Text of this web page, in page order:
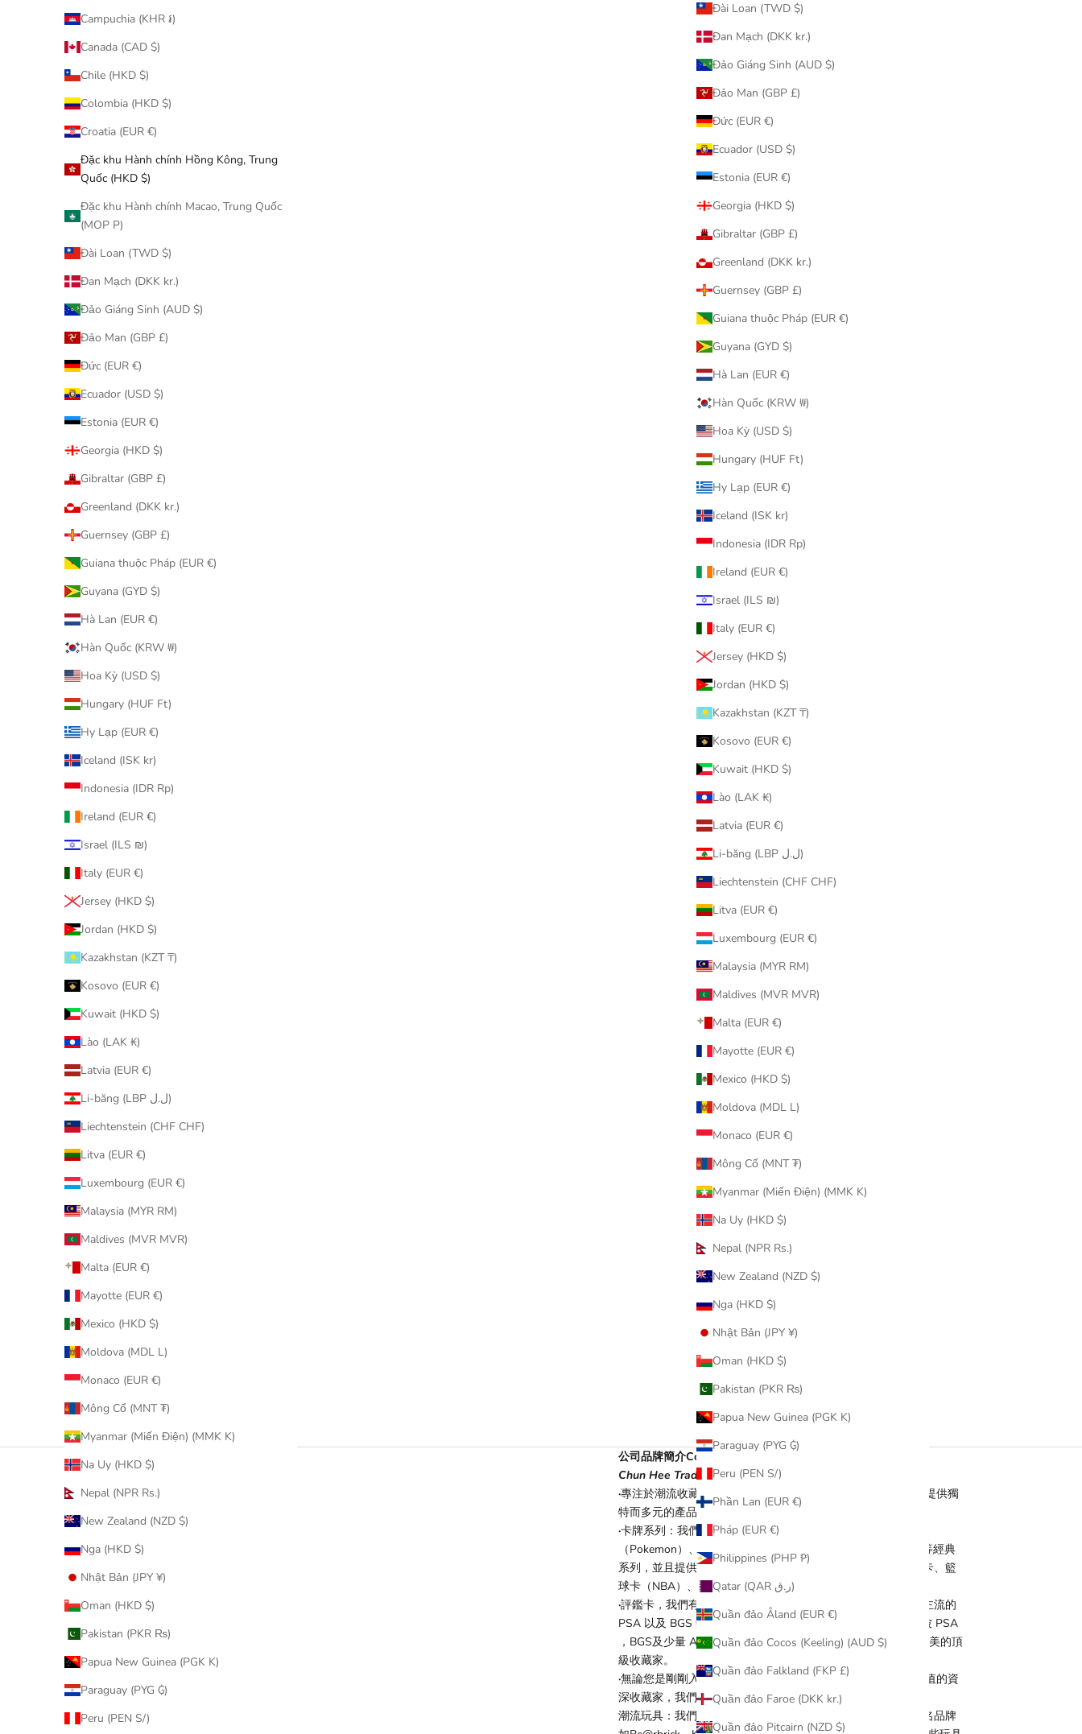
Đài Loan (TWD $)
Đan Mạch (DKK kr.)
Đảo Giáng Sinh (AUD $)
Đảo Man (GBP £)
Đức (EUR €)
Ecuador (USD $)
Estonia (EUR €)
Georgia (HKD $)
Gibraltar (GBP £)
Greenland (DKK kr.)
Guernsey (GBP £)
Guiana thuộc Pháp (EUR €)
Guyana (GYD $)
Hà Lan (EUR €)
Hàn Quốc (KRW ₩)
Hoa Kỳ (USD $)
Hungary (HUF Ft)
Hy Lạp (EUR €)
Iceland (ISK kr)
Indonesia (IDR Rp)
Ireland (EUR €)
Israel (ILS ₪)
Italy (EUR €)
Jersey (HKD $)
Jordan (HKD $)
Kazakhstan (KZT ₸)
Kosovo (EUR €)
Kuwait (HKD $)
Lào (LAK ₭)
Latvia (EUR €)
Li-băng (LBP ل.ل)
Liechtenstein (CHF CHF)
Litva (EUR €)
Luxembourg (EUR €)
Malaysia (MYR RM)
Maldives (MVR MVR)
Malta (EUR €)
Mayotte (EUR €)
Mexico (HKD $)
Moldova (MDL L)
Monaco (EUR €)
Mông Cổ (MNT ₮)
Myanmar (Miến Điện) (MMK K)
Na Uy (HKD $)
Nepal (NPR Rs.)
New Zealand (NZD $)
Nga (HKD $)
Nhật Bản (JPY ¥)
Oman (HKD $)
Pakistan (PKR ₨)
Papua New Guinea (PGK K)
Paraguay (PYG ₲)
Peru (PEN S/)
Phần Lan (EUR €)
Pháp (EUR €)
Philippines (PHP ₱)
Qatar (QAR ر.ق)
Quần đảo Åland (EUR €)
Quần đảo Cocos (Keeling) (AUD $)
Quần đảo Falkland (FKP £)
Quần đảo Faroe (DKK kr.)
Quần đảo Pitcairn (NZD $)
Campuchia (KHR ៛)
Canada (CAD $)
Chile (HKD $)
Colombia (HKD $)
Croatia (EUR €)
Đặc khu Hành chính Hồng Kông, Trung
Quốc (HKD $)
Đặc khu Hành chính Macao, Trung Quốc
(MOP P)
Đài Loan (TWD $)
Đan Mạch (DKK kr.)
Đảo Giáng Sinh (AUD $)
Đảo Man (GBP £)
Đức (EUR €)
Ecuador (USD $)
Estonia (EUR €)
Georgia (HKD $)
Gibraltar (GBP £)
Greenland (DKK kr.)
Guernsey (GBP £)
Guiana thuộc Pháp (EUR €)
Guyana (GYD $)
Hà Lan (EUR €)
Hàn Quốc (KRW ₩)
Hoa Kỳ (USD $)
Hungary (HUF Ft)
Hy Lạp (EUR €)
Iceland (ISK kr)
Indonesia (IDR Rp)
Ireland (EUR €)
Israel (ILS ₪)
Italy (EUR €)
Jersey (HKD $)
Jordan (HKD $)
Kazakhstan (KZT ₸)
Kosovo (EUR €)
Kuwait (HKD $)
Lào (LAK ₭)
Latvia (EUR €)
Li-băng (LBP ل.ل)
Liechtenstein (CHF CHF)
Litva (EUR €)
Luxembourg (EUR €)
Malaysia (MYR RM)
Maldives (MVR MVR)
Malta (EUR €)
Mayotte (EUR €)
Mexico (HKD $)
Moldova (MDL L)
Monaco (EUR €)
Mông Cổ (MNT ₮)
Myanmar (Miến Điện) (MMK K)
Na Uy (HKD $)
Nepal (NPR Rs.)
New Zealand (NZD $)
Nga (HKD $)
Nhật Bản (JPY ¥)
Oman (HKD $)
Pakistan (PKR ₨)
Papua New Guinea (PGK K)
Paraguay (PYG ₲)
Peru (PEN S/)
100％ & 400％ BE@RBRICK 招き猫 ペコち
ゃん 福 黒
促銷價
$1,580.00
Set of 2 pcs 100% & 400% Be@rbrick
Daruma Peko-chan & Poco-chan (達磨 ペコ
ちゃん ＆ ポコちゃん不二家 牛奶妹)
MEDICOM
Set of 2 pcs 1000% Be@rbrick Daruma
Peko-chan & Poco-chan (達磨 ペコちゃん
＆ ポコちゃん不二家 牛奶妹)
促銷價
$7,680.00
1000% Be@rbrick 招き猫 ペコちゃん 金運
金メッキ 不二家 牛奶妹 Peko Chan
MEDICOM
100％ & 400％ BE@RBRICK 招き猫 ペコち
ゃん 白メッキ 蓄光ミルキー入り
メッキ (Neko Peko Gold Chrome)
公司品牌簡介Company Brand Introduction
Chun Hee Trading International Limited （Mad Max)
·專注於潮流收藏品的綜合零售企業，致力於為每位收藏愛好者提供獨
特而多元的產品選擇。
·卡牌系列：我們的主打產品涵蓋各類熱門卡牌，包括寶可夢
（Pokemon）、海賊王（One Piece）、龍珠（Dragon Ball）等經典
系列，並且提供運動明星卡，如 Panini，Topps 所發售的足球卡、籃
球卡（NBA）、美國職業棒球卡及歐洲聯賽卡等。
·評鑑卡，我們有幸成為 Beckett 香港的official dealer，能提供主流的
PSA 以及 BGS 鑑定公司的評鑑服務。此外我們也有豐富已經被 PSA
，BGS及少量 ARS評鑑的 Grade Card，希望能够滿足為追求完美的頂
級收藏家。
·無論您是剛剛入坑想過下手癮爆卡的新手玩家還是追求卡牌升值的資
深收藏家，我們的卡牌選擇都能滿足您的需求。
潮流玩具：我們的產品線還包括一系列時尚潮流玩具，涵蓋知名品牌